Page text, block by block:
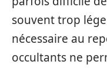
souvent trop
nécessaire au
occultants ne